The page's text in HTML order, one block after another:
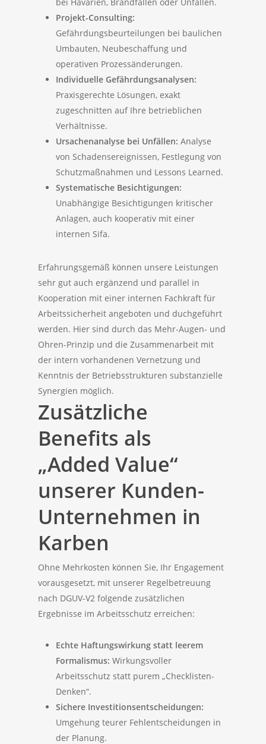
Projekt-Consulting:
Gefährdungsbeurteilungen bei baulichen
Umbauten, Neubeschaffung und
operativen Prozessänderungen.
Individuelle Gefährdungsanalysen:
Praxisgerechte Lösungen, exakt
zugeschnitten auf Ihre betrieblichen
Verhältnisse.
Ursachenanalyse bei Unfällen: Analyse
von Schadensereignissen, Festlegung von
Schutzmaßnahmen und Lessons Learned.
Systematische Besichtigungen:
Unabhängige Besichtigungen kritischer
Anlagen, auch kooperativ mit einer
internen Sifa.
Erfahrungsgemäß können unsere Leistungen
sehr gut auch ergänzend und parallel in
Kooperation mit einer internen Fachkraft für
Arbeitssicherheit angeboten und duchgeführt
werden. Hier sind durch das Mehr-Augen- und
Ohren-Prinzip und die Zusammenarbeit mit
der intern vorhandenen Vernetzung und
Kenntnis der Betriebsstrukturen substanzielle
Synergien möglich.
Zusätzliche
Benefits als
„Added Value“
unserer Kunden-
Unternehmen in
Karben
Ohne Mehrkosten können Sie, Ihr Engagement
vorausgesetzt, mit unserer Regelbetreuung
nach DGUV-V2 folgende zusätzlichen
Ergebnisse im Arbeitsschutz erreichen:
Echte Haftungswirkung statt leerem
Formalismus: Wirkungsvoller
Arbeitsschutz statt purem „Checklisten-
Denken“.
Sichere Investitionsentscheidungen:
Umgehung teurer Fehlentscheidungen in
der Planung.